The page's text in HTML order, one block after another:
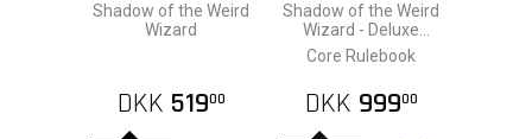
Shadow of the Weird
Wizard
DKK 51900
Shadow of the Weird
Wizard - Deluxe
Edition
Core Rulebook
DKK 99900